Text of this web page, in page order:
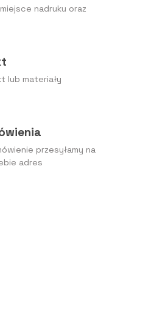
nadruku oraz
lub materiały
przesyłamy na
adres